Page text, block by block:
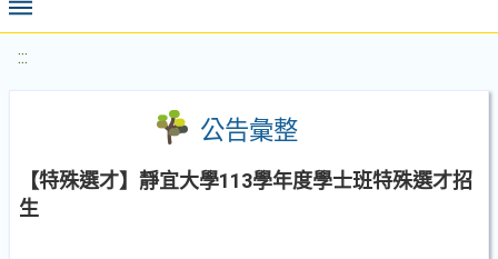
:::
公告彙整
【特殊選才】靜宜大學113學年度學士班特殊選才招
生